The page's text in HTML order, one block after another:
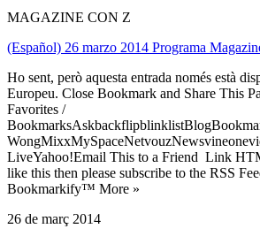
MAGAZINE CON Z
(Español) 26 marzo 2014 Programa
Ho sent, però aquesta entrada només està
Europeu. Close Bookmark and Share This
Favorites /
LiveYahoo!Email This to a Friend Link
like this then please subscribe to the RSS
Bookmarkify™ More »
26 de març 2014